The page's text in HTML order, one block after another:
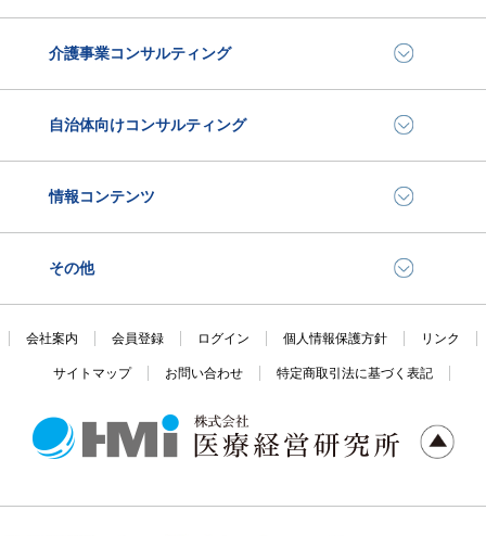
介護事業コンサルティング
自治体向けコンサルティング
情報コンテンツ
その他
会社案内 会員登録 ログイン 個人情報保護方針 リンク
サイトマップ お問い合わせ 特定商取引法に基づく表記